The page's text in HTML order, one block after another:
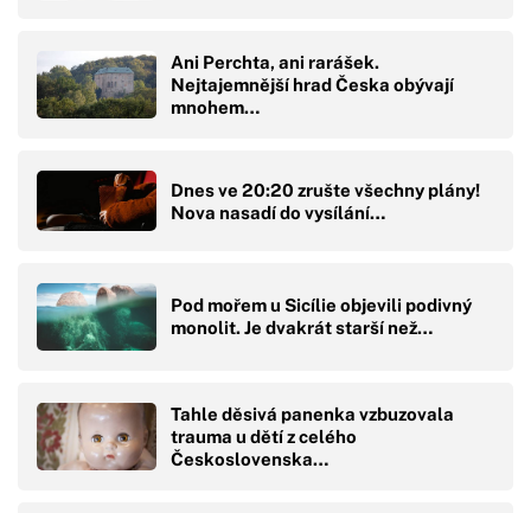
Ani Perchta, ani rarášek.
Nejtajemnější hrad Česka obývají
mnohem…
Dnes ve 20:20 zrušte všechny plány!
Nova nasadí do vysílání…
Pod mořem u Sicílie objevili podivný
monolit. Je dvakrát starší než…
Tahle děsivá panenka vzbuzovala
trauma u dětí z celého
Československa…